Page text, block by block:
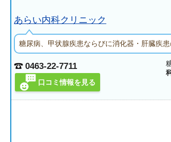
あらい内科クリニック
糖尿病、甲状腺疾患ならびに消化器・肝臓疾
0463-22-7711
口コミ情報を見る